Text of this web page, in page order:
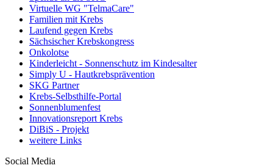
Virtuelle WG "TelmaCare"
Familien mit Krebs
Laufend gegen Krebs
Sächsischer Krebskongress
Onkolotse
Kinderleicht - Sonnenschutz im Kindesalter
Simply U - Hautkrebsprävention
SKG Partner
Krebs-Selbsthilfe-Portal
Sonnenblumenfest
Innovationsreport Krebs
DiBiS - Projekt
weitere Links
Social Media